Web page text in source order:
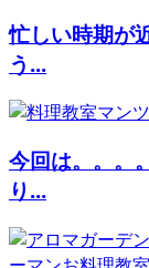
忙しい時期が
う...
今回は。。。
り...